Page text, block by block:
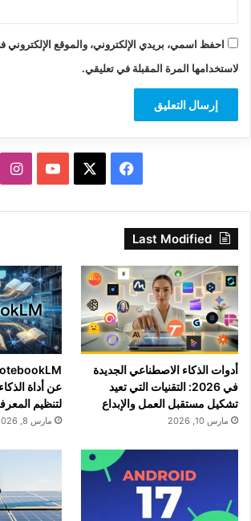
احفظ اسمي، بريدي الإلكتروني، والموقع الإلكتروني
لاستخدامها المرة المقبلة في تعليقي.
فيسبوك
Last Modified
أدوات الذكاء الاصطناعي الجديدة
في 2026: التقنيات التي تعيد
تشكيل مستقبل العمل والإبداع
مارس 10, 2026
عن أداة
لتنظيم
مارس 8, 2026